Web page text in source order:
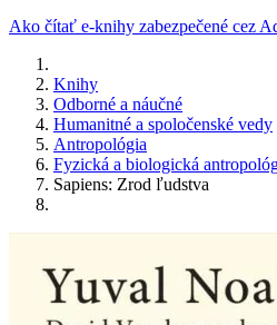
Ako čítať e-knihy zabezpečené cez
Knihy
Odborné a náučné
Humanitné a spoločenské vedy
Antropológia
Fyzická a biologická
Sapiens: Zrod ľudstva